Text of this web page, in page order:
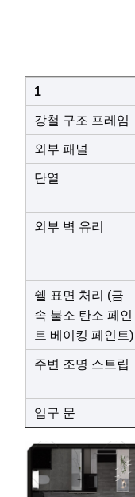
1
강철 구조 프레임
외부 패널
단열
외부 벽 유리
쉘 표면 처리 (금
속 불소 탄소 페인
트 베이킹 페인트)
주변 조명 스트립
입구 문